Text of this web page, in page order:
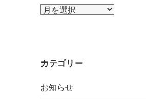
カテゴリー
お知らせ